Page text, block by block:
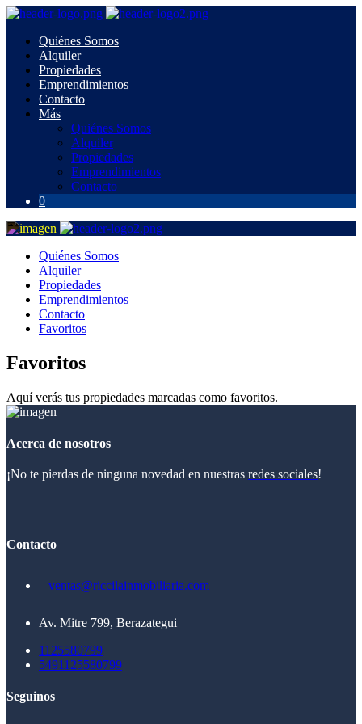
Quiénes Somos
Alquiler
Propiedades
Emprendimientos
Contacto
Más
Quiénes Somos
Alquiler
Propiedades
Emprendimientos
Contacto
0
Quiénes Somos
Alquiler
Propiedades
Emprendimientos
Contacto
Favoritos
Favoritos
Aquí verás tus propiedades marcadas como favoritos.
Acerca de nosotros
¡No te pierdas de ninguna novedad en nuestras redes sociales!
Contacto
ventas@riccilainmobiliaria.com
Av. Mitre 799, Berazategui
1125580799
5491125580799
Seguinos